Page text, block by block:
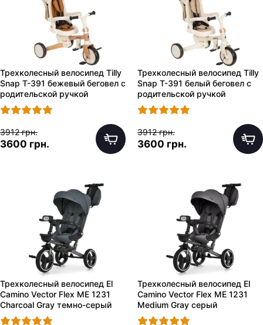
Трехколесный велосипед Tilly
Snap T-391 бежевый беговел с
родительской ручкой
3912 грн.
3600 грн.
Трехколесный велосипед Tilly
Snap T-391 белый беговел с
родительской ручкой
3912 грн.
3600 грн.
Трехколесный велосипед El
Camino Vector Flex ME 1231
Charcoal Gray темно-серый
Трехколесный велосипед El
Camino Vector Flex ME 1231
Medium Gray серый